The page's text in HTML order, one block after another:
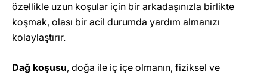
özellikle uzun koşular için bir arkadaşınızla birlikte
koşmak, olası bir acil durumda yardım almanızı
kolaylaştırır.
Dağ koşusu, doğa ile iç içe olmanın, fiziksel ve